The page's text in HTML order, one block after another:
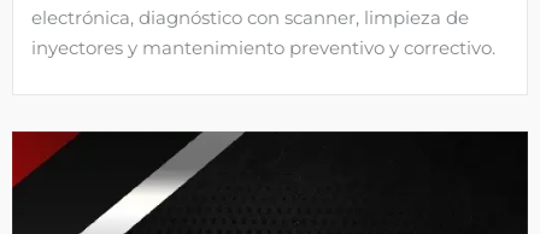
electrónica, diagnóstico con scanner, limpieza de
inyectores y mantenimiento preventivo y correctivo.